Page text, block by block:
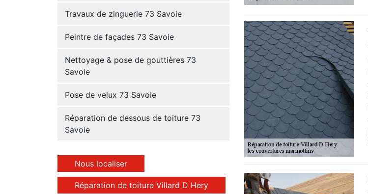
Travaux de zinguerie 73 Savoie
Peintre de façades 73 Savoie
Nettoyage & pose de gouttières 73
Savoie
Pose de velux 73 Savoie
Réparation de dessous de toiture 73
Savoie
Nous localiser
Réparation de toiture Villard D Hery